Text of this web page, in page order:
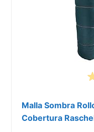
Malla Sombra
Cobertura